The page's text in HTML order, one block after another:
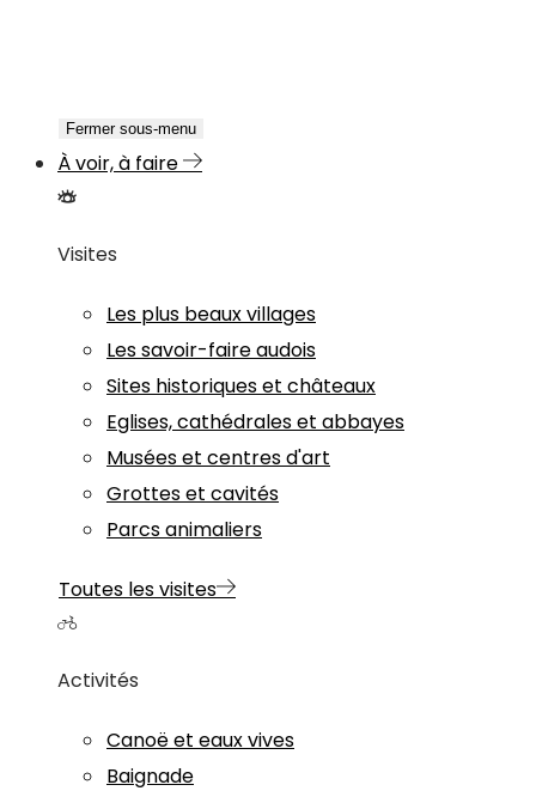
Fermer sous-menu
À voir, à faire
Visites
Les plus beaux villages
Les savoir-faire audois
Sites historiques et châteaux
Eglises, cathédrales et abbayes
Musées et centres d'art
Grottes et cavités
Parcs animaliers
Toutes les visites
Activités
Canoë et eaux vives
Baignade